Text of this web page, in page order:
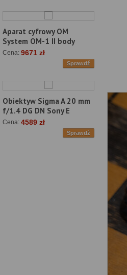
Aparat cyfrowy OM
System OM-1 II body
Cena: 9671 zł
Sprawdź
Obiektyw Sigma A 20 mm
f/1.4 DG DN Sony E
Cena: 4589 zł
Sprawdź